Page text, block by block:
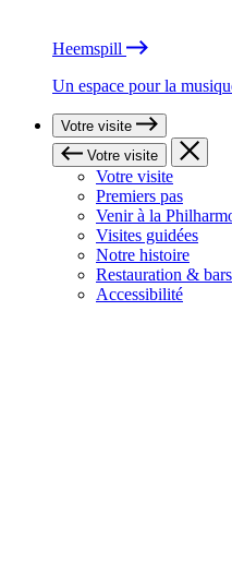
Heemspill
Un espace pour la
Votre visite
Votre visite
Votre visite
Premiers pas
Venir à la
Visites guidées
Notre histoire
Restauration & bars
Accessibilité